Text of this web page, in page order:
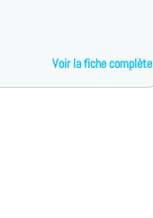
Voir la fiche complète